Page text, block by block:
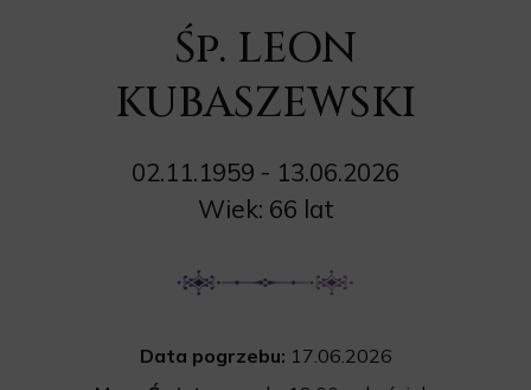
Śp. LEON
KUBASZEWSKI
02.11.1959 - 13.06.2026
Wiek: 66 lat
Data pogrzebu: 17.06.2026